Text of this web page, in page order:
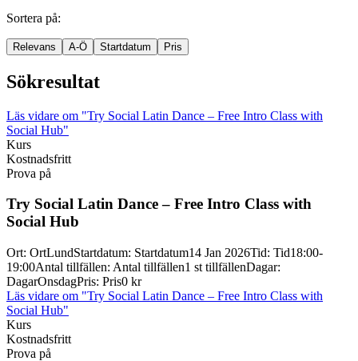
Sortera på:
Relevans A-Ö Startdatum Pris
Sökresultat
Läs vidare om "Try Social Latin Dance – Free Intro Class with
Social Hub"
Kurs
Kostnadsfritt
Prova på
Try Social Latin Dance – Free Intro Class with
Social Hub
Ort: OrtLundStartdatum: Startdatum14 Jan 2026Tid: Tid18:00-
19:00Antal tillfällen: Antal tillfällen1 st tillfällenDagar:
DagarOnsdagPris: Pris0 kr
Läs vidare om "Try Social Latin Dance – Free Intro Class with
Social Hub"
Kurs
Kostnadsfritt
Prova på